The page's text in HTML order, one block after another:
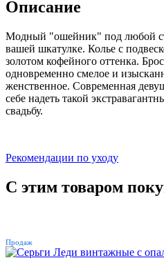
Описание
Модный "ошейник" под любой
вашей шкатулке. Колье с
золотом кофейного оттенка.
одновременно смелое и
женственное. Современная
себе надеть такой
свадьбу.
Рекомендации по уходу
С этим товаром
Продаж